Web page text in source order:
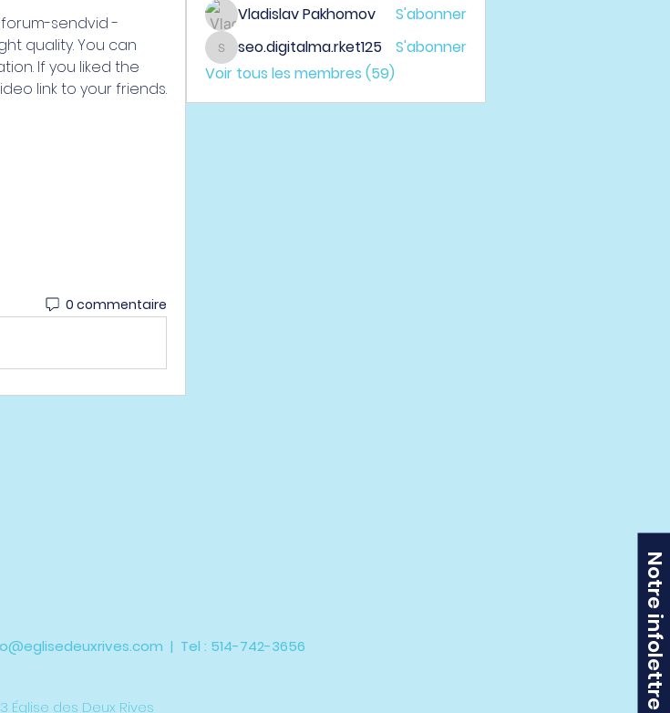
sendvid -
quality. You can
If you liked the
link to your friends.
0 commentaire
Vladislav Pakhomov
S'abonner
seo.digitalma.rket125
seo.digitalma.rket125
S'abonner
Voir tous les membres (59)
Notre infolettre
| Tel : 514-742-3656
Église des Deux Rives